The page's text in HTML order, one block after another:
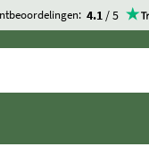
4.1 / 5